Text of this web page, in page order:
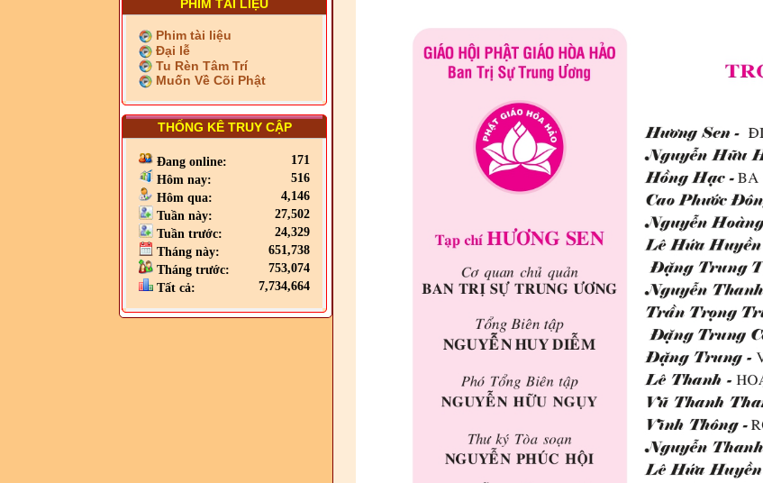
PHIM TÀI LIỆU
Phim tài liệu
Đại lễ
Tu Rèn Tâm Trí
Muốn Về Cõi Phật
THỐNG KÊ TRUY CẬP
Đang online:
171
Hôm nay:
516
Hôm qua:
4,146
Tuần này:
27,502
Tuần trước:
24,329
Tháng này:
651,738
Tháng trước:
753,074
Tất cả:
7,734,664